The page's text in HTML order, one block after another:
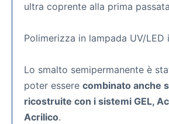
ultra coprente alla prima
Polimerizza in lampada UV/LED
Lo smalto semipermanente è
poter essere combinato anche
ricostruite con i sistemi GEL,
Acrilico.